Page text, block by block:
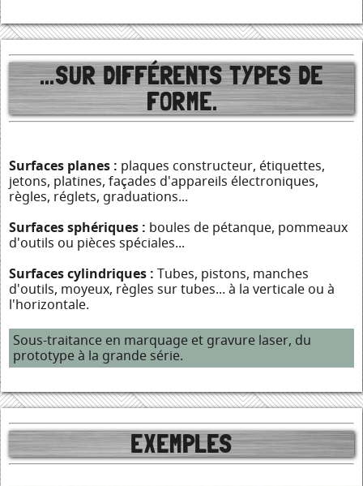
...SUR DIFFÉRENTS TYPES DE
FORME.
Surfaces planes : plaques constructeur, étiquettes,
jetons, platines, façades d'appareils électroniques,
règles, réglets, graduations...
Surfaces sphériques : boules de pétanque, pommeaux
d'outils ou pièces spéciales...
Surfaces cylindriques : Tubes, pistons, manches
d'outils, moyeux, règles sur tubes... à la verticale ou à
l'horizontale.
Sous-traitance en marquage et gravure laser, du
prototype à la grande série.
EXEMPLES